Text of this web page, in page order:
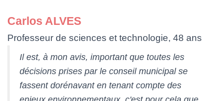
Carlos ALVES
Professeur de sciences et technologie, 48 ans
Il est, à mon avis, important que toutes les
décisions prises par le conseil municipal se
fassent dorénavant en tenant compte des